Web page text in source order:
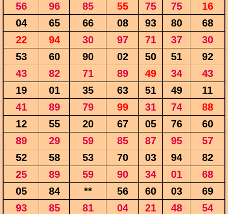
56
96 85 55 75 75
16
04
65 66 08 93 80
68
22
94 30 97 71 37
30
53
60 90 02 50 51
92
43
82 71 89 49 34
43
19
01 35 63 51 49
11
41
89 79 99 31 74
88
12
55 20 67 05 76
60
89
29 59 85 87 95
57
52
58 53 70 03 94
82
25
89 59 90 34 01
68
05
84 ** 56 60 03
69
93
85 81 04 21 48
54